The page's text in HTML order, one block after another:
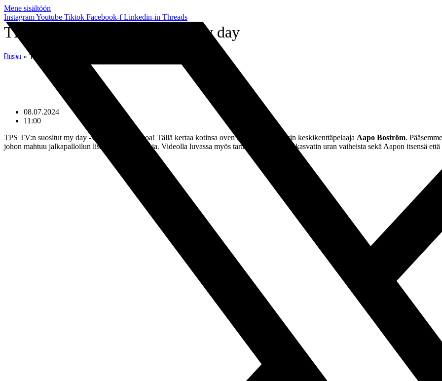
Mene sisältöön
InstagramYoutube Tiktok Facebook-f Linkedin-in Threads
TPS-tarinat: Aapo Boström – my day
Etusivu » TPS-tarinat: Aapo Boström – my day
08.07.2024
11:00
TPS TV:n suositut my day -videot saavat jatkoa! Tällä kertaa kotinsa oven meille avasi Tepsin keskikenttäpelaaja Aapo Boström.
johon mahtuu jalkapalloilun lisäksi lukio-opintoja. Videolla luvassa myös tarinaa nuoren TPS-kasvatin uran vaiheista sekä Aapon itsensä että